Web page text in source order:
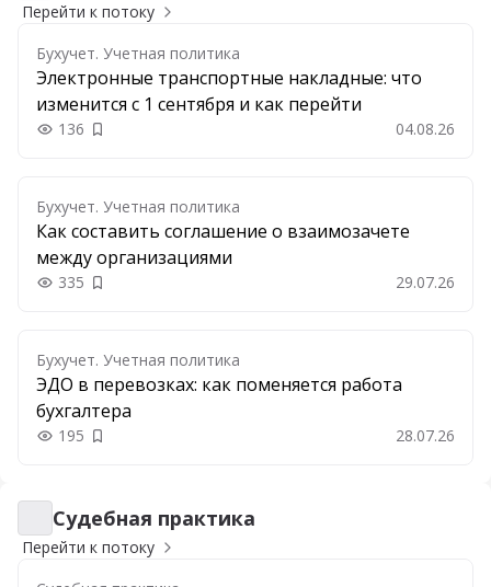
Перейти к потоку
Бухучет. Учетная политика
Электронные транспортные накладные: что
изменится с 1 сентября и как перейти
136 Добавить в закладки 04.08.26
Бухучет. Учетная политика
Как составить соглашение о взаимозачете
между организациями
335 Добавить в закладки 29.07.26
Бухучет. Учетная политика
ЭДО в перевозках: как поменяется работа
бухгалтера
195 Добавить в закладки 28.07.26
Судебная практика
Судебная практика
Перейти к потоку